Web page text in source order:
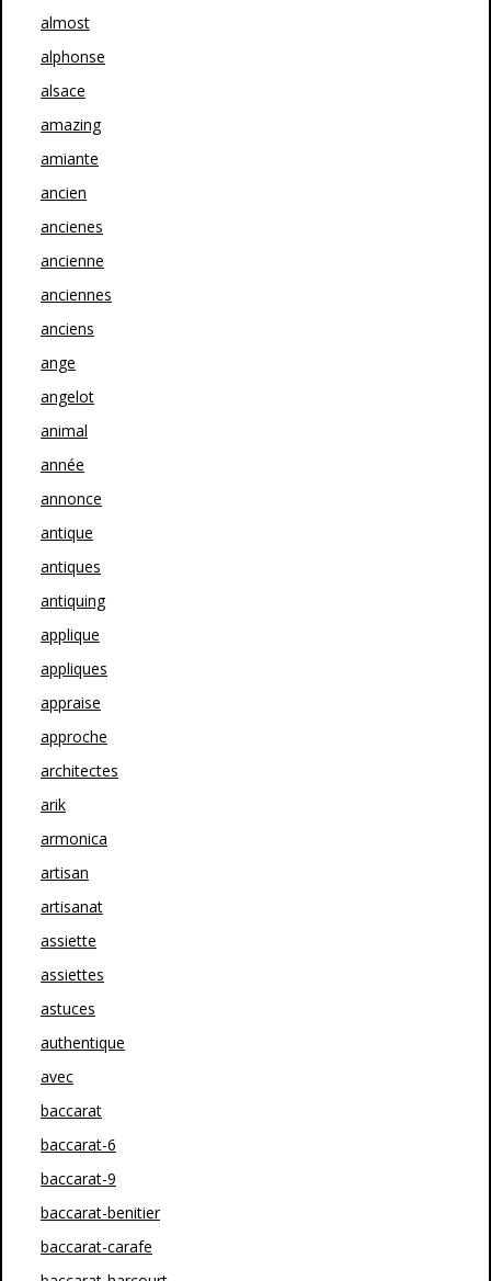
almost
alphonse
alsace
amazing
amiante
ancien
ancienes
ancienne
anciennes
anciens
ange
angelot
animal
année
annonce
antique
antiques
antiquing
applique
appliques
appraise
approche
architectes
arik
armonica
artisan
artisanat
assiette
assiettes
astuces
authentique
avec
baccarat
baccarat-6
baccarat-9
baccarat-benitier
baccarat-carafe